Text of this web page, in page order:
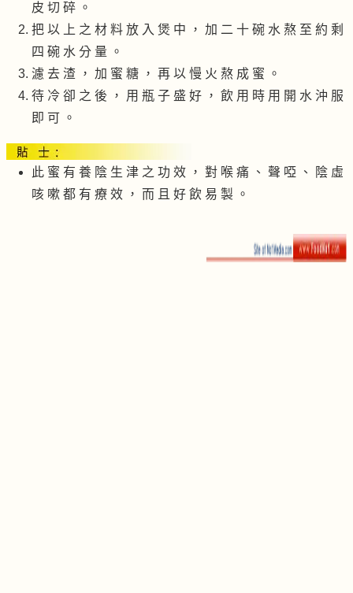
皮 切 碎 。
把 以 上 之 材 料 放 入 煲 中 ， 加 二 十 碗 水 熬 至 約 剩
四 碗 水 分 量 。
濾 去 渣 ， 加 蜜 糖 ， 再 以 慢 火 熬 成 蜜 。
待 冷 卻 之 後 ， 用 瓶 子 盛 好 ， 飲 用 時 用 開 水 沖 服
即 可 。
此 蜜 有 養 陰 生 津 之 功 效 ， 對 喉 痛 、 聲 啞 、 陰 虛
咳 嗽 都 有 療 效 ， 而 且 好 飲 易 製 。